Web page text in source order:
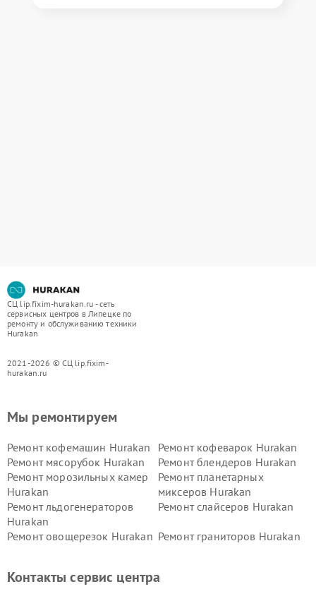
СЦ lip.fixim-hurakan.ru - сеть
сервисных центров в Липецке по
ремонту и обслуживанию техники
Hurakan
2021-2026 © СЦ lip.fixim-
hurakan.ru
Мы ремонтируем
Ремонт кофемашин Hurakan
Ремонт кофеварок Hurakan
Ремонт мясорубок Hurakan
Ремонт блендеров Hurakan
Ремонт морозильных камер
Hurakan
Ремонт планетарных
миксеров Hurakan
Ремонт льдогенераторов
Hurakan
Ремонт слайсеров Hurakan
Ремонт овощерезок Hurakan Ремонт граниторов Hurakan
Hurakan
Контакты сервис центра